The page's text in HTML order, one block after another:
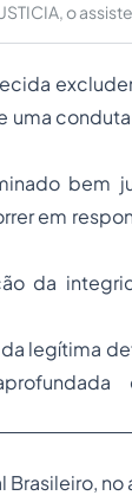
o
uma
bem
em
da
legítima